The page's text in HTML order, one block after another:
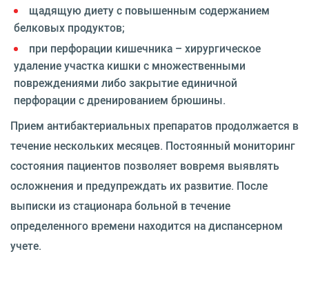
щадящую диету с повышенным содержанием
белковых продуктов;
при перфорации кишечника – хирургическое
удаление участка кишки с множественными
повреждениями либо закрытие единичной
перфорации с дренированием брюшины.
Прием антибактериальных препаратов продолжается в
течение нескольких месяцев. Постоянный мониторинг
состояния пациентов позволяет вовремя выявлять
осложнения и предупреждать их развитие. После
выписки из стационара больной в течение
определенного времени находится на диспансерном
учете.